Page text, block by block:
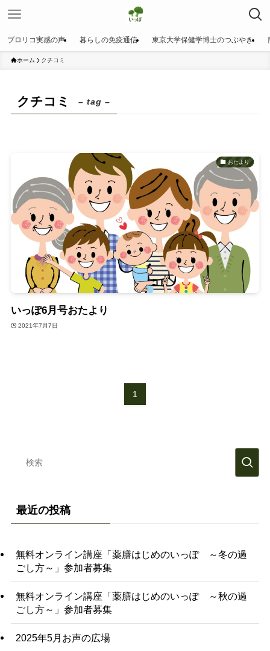
ブロリコ実感の声 暮らしの免疫通信 東京大学保健学博士のつぶやき
ホーム クチコミ
クチコミ – tag –
おたより
いっぽ6月号おたより
2021年7月7日
1
最近の投稿
無料オンライン講座「薬膳はじめのいっぽ ～冬の過
ごし方～」参加者募集
無料オンライン講座「薬膳はじめのいっぽ ～秋の過
ごし方～」参加者募集
2025年5月お声の広場